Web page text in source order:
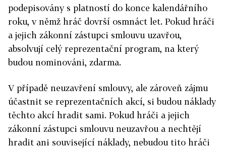
podepisovány s platností do konce kalendářního
roku, v němž hráč dovrší osmnáct let. Pokud hráči
a jejich zákonní zástupci smlouvu uzavřou,
absolvují celý reprezentační program, na který
budou nominováni, zdarma.
V případě neuzavření smlouvy, ale zároveň zájmu
účastnit se reprezentačních akcí, si budou náklady
těchto akcí hradit sami. Pokud hráči a jejich
zákonní zástupci smlouvu neuzavřou a nechtějí
hradit ani související náklady, nebudou tito hráči